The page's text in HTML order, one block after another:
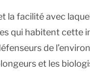
la facilité avec
qui habitent cette
de
et les